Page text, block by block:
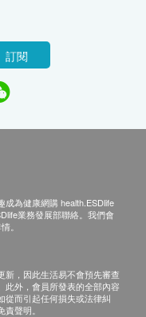
訂閱
為健康網購 health.ESDlife
業務發展部聯絡。我們會
。
新，因此生活易不會預先審查
此外，會員所發表的全部內容
從而引起任何損失或法律糾
聲明。